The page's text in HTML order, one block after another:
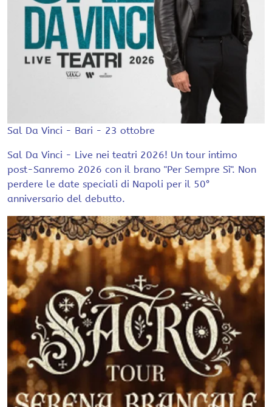
Sal Da Vinci - Bari - 23 ottobre
Sal Da Vinci - Live nei teatri 2026! Un tour intimo
post-Sanremo 2026 con il brano "Per Sempre Sì". Non
perdere le date speciali di Napoli per il 50°
anniversario del debutto.